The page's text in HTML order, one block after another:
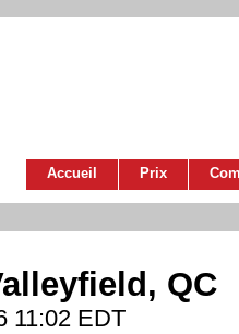
Accueil Prix
QC
11:02 EDT